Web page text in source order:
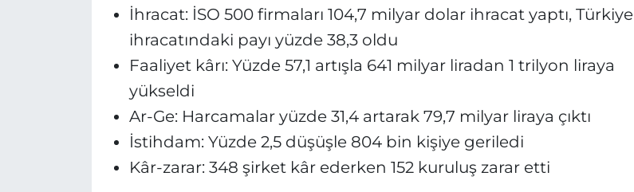
İhracat: İSO 500 firmaları 104,7 milyar dolar ihracat yaptı, Türkiye
ihracatındaki payı yüzde 38,3 oldu
Faaliyet kârı: Yüzde 57,1 artışla 641 milyar liradan 1 trilyon liraya
yükseldi
Ar-Ge: Harcamalar yüzde 31,4 artarak 79,7 milyar liraya çıktı
İstihdam: Yüzde 2,5 düşüşle 804 bin kişiye geriledi
Kâr-zarar: 348 şirket kâr ederken 152 kuruluş zarar etti